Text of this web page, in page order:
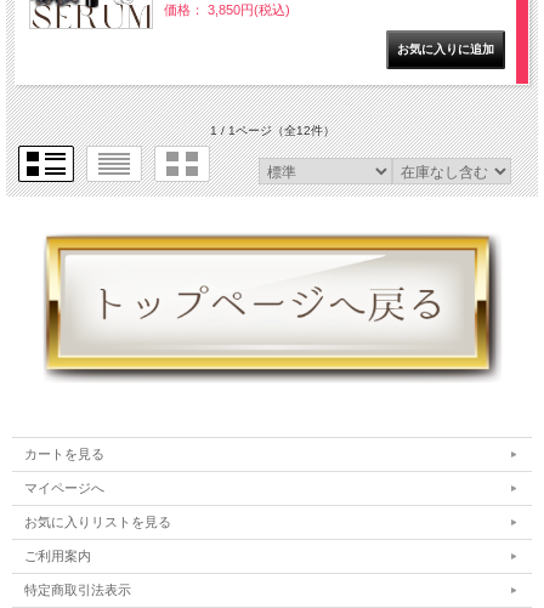
価格： 3,850円(税込)
1 / 1ページ（全12件）
カートを見る
マイページへ
お気に入りリストを見る
ご利用案内
特定商取引法表示